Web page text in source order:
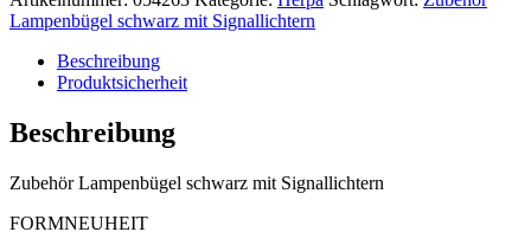
mit
Signallichtern
Menge
Lampenbügel schwarz mit Signallichtern
Beschreibung
Produktsicherheit
Beschreibung
Zubehör Lampenbügel schwarz mit Signallichtern
FORMNEUHEIT